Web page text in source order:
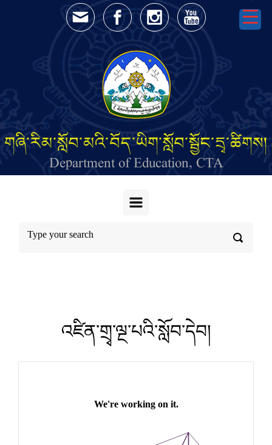
Skip to main content
གཞི་རིམ་སློབ་མའི་བོད་ཡིག་སློབ་སྦྱོང་དྲྭ་ཚིགས།
Department of Education, CTA
འཛིན་གྲྭ་ལྔ་པའི་སློབ་དེབ།